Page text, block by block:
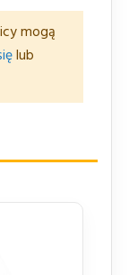
mogą
lub